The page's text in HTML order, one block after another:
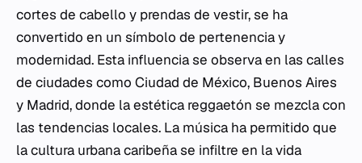
cortes de cabello y prendas de vestir, se ha
convertido en un símbolo de pertenencia y
modernidad. Esta influencia se observa en las calles
de ciudades como Ciudad de México, Buenos Aires
y Madrid, donde la estética reggaetón se mezcla con
las tendencias locales. La música ha permitido que
la cultura urbana caribeña se infiltre en la vida